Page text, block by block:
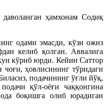
ҳамхонам Содиқ
одами эмасди, кўзи ожиз
келиб қолган. Аввалига
кўриб юрди. Кейин Саттор
чоғи, ҳовлисининг тўридаги
подачининг ўғли йўқ,
қўл-оёғи чаққонгина
боқишга олиб юрадиган